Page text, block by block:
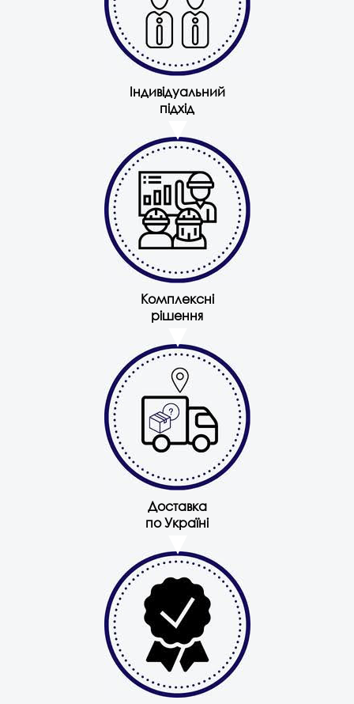
Індивідуальний
підхід
Комплексні
рішення
Доставка
по Україні